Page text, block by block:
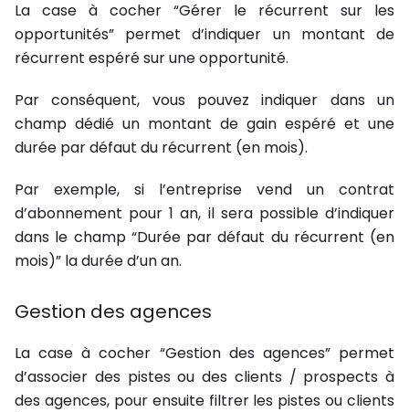
La case à cocher “Gérer le récurrent sur les
opportunités” permet d’indiquer un montant de
récurrent espéré sur une opportunité.
Par conséquent, vous pouvez indiquer dans un
champ dédié un montant de gain espéré et une
durée par défaut du récurrent (en mois).
Par exemple, si l’entreprise vend un contrat
d’abonnement pour 1 an, il sera possible d’indiquer
dans le champ “Durée par défaut du récurrent (en
mois)” la durée d’un an.
Gestion des agences
La case à cocher “Gestion des agences” permet
d’associer des pistes ou des clients / prospects à
des agences, pour ensuite filtrer les pistes ou clients